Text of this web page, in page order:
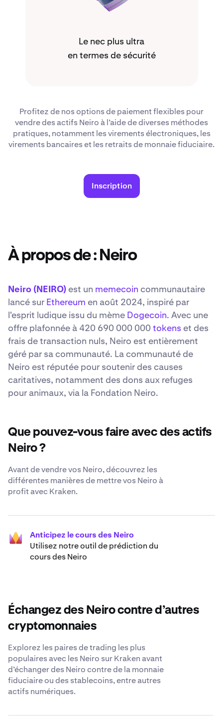
Le nec plus ultra
en termes de sécurité
Profitez de nos options de paiement flexibles pour
vendre des actifs Neiro à l’aide de diverses méthodes
pratiques, notamment les virements électroniques, les
virements bancaires et les retraits de monnaie fiduciaire.
Inscription
À propos de : Neiro
Neiro (NEIRO) est un memecoin communautaire
lancé sur Ethereum en août 2024, inspiré par
l'esprit ludique issu du mème Dogecoin. Avec une
offre plafonnée à 420 690 000 000 tokens et des
frais de transaction nuls, Neiro est entièrement
géré par sa communauté. La communauté de
Neiro est réputée pour soutenir des causes
caritatives, notamment des dons aux refuges
pour animaux, via la Fondation Neiro.
Que pouvez-vous faire avec des actifs
Neiro ?
Avant de vendre vos Neiro, découvrez les
différentes manières de mettre vos Neiro à
profit avec Kraken.
Anticipez le cours des Neiro
Utilisez notre outil de prédiction du
cours des Neiro
Échangez des Neiro contre d’autres
cryptomonnaies
Explorez les paires de trading les plus
populaires avec les Neiro sur Kraken avant
d’échanger des Neiro contre de la monnaie
fiduciaire ou des stablecoins, entre autres
actifs numériques.